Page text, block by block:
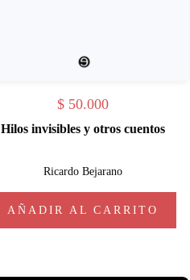
$ 50.000
Hilos invisibles y otros cuentos
Ricardo Bejarano
AÑADIR AL CARRITO